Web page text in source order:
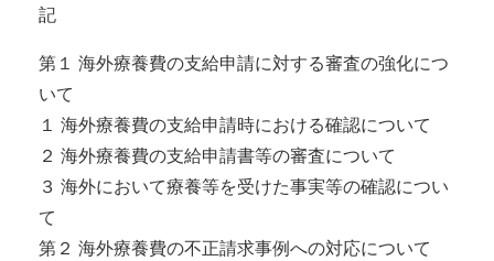
記
第１ 海外療養費の支給申請に対する審査の強化につ
いて
１ 海外療養費の支給申請時における確認について
２ 海外療養費の支給申請書等の審査について
３ 海外において療養等を受けた事実等の確認につい
て
第２ 海外療養費の不正請求事例への対応について